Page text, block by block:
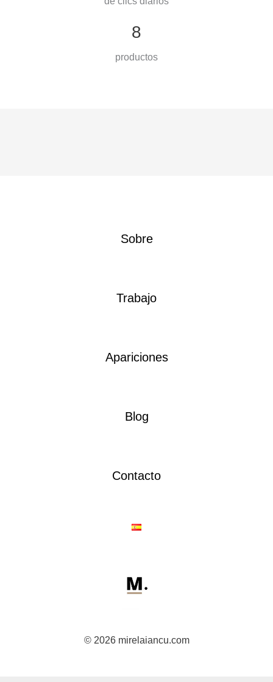
8
productos
Sobre
Trabajo
Apariciones
Blog
Contacto
© 2026 mirelaiancu.com